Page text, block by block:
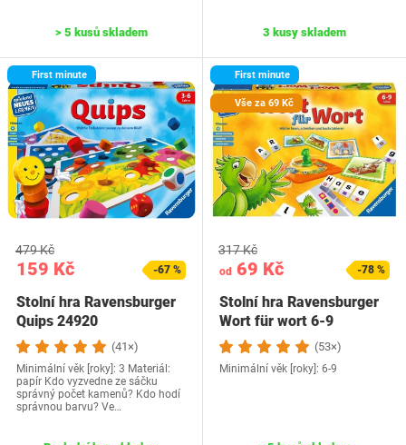
> 5 kusů skladem 3 kusy skladem
First minute
159 Kč
479 Kč
-67 %
Stolní hra Ravensburger
Quips 24920
(41×)
Minimální věk [roky]: 3 Materiál:
papír Kdo vyzvedne ze sáčku
správný počet kamenů? Kdo hodí
správnou barvu? Ve…
First minute
Vše za 69 Kč
od 69 Kč
317 Kč
-78 %
Stolní hra Ravensburger
Wort für wort 6-9
(53×)
Minimální věk [roky]: 6-9